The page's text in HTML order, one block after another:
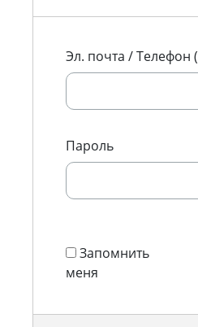
Эл. почта / Телефон
Пароль
Запомнить
меня